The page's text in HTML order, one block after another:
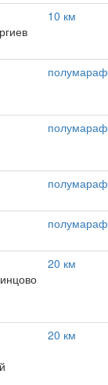
10 км
20 км
20 км